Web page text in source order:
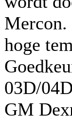
hoge
03D/
GM